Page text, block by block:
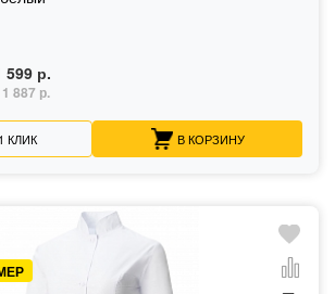
599 р.
1 887 р.
КЛИК В КОРЗИНУ